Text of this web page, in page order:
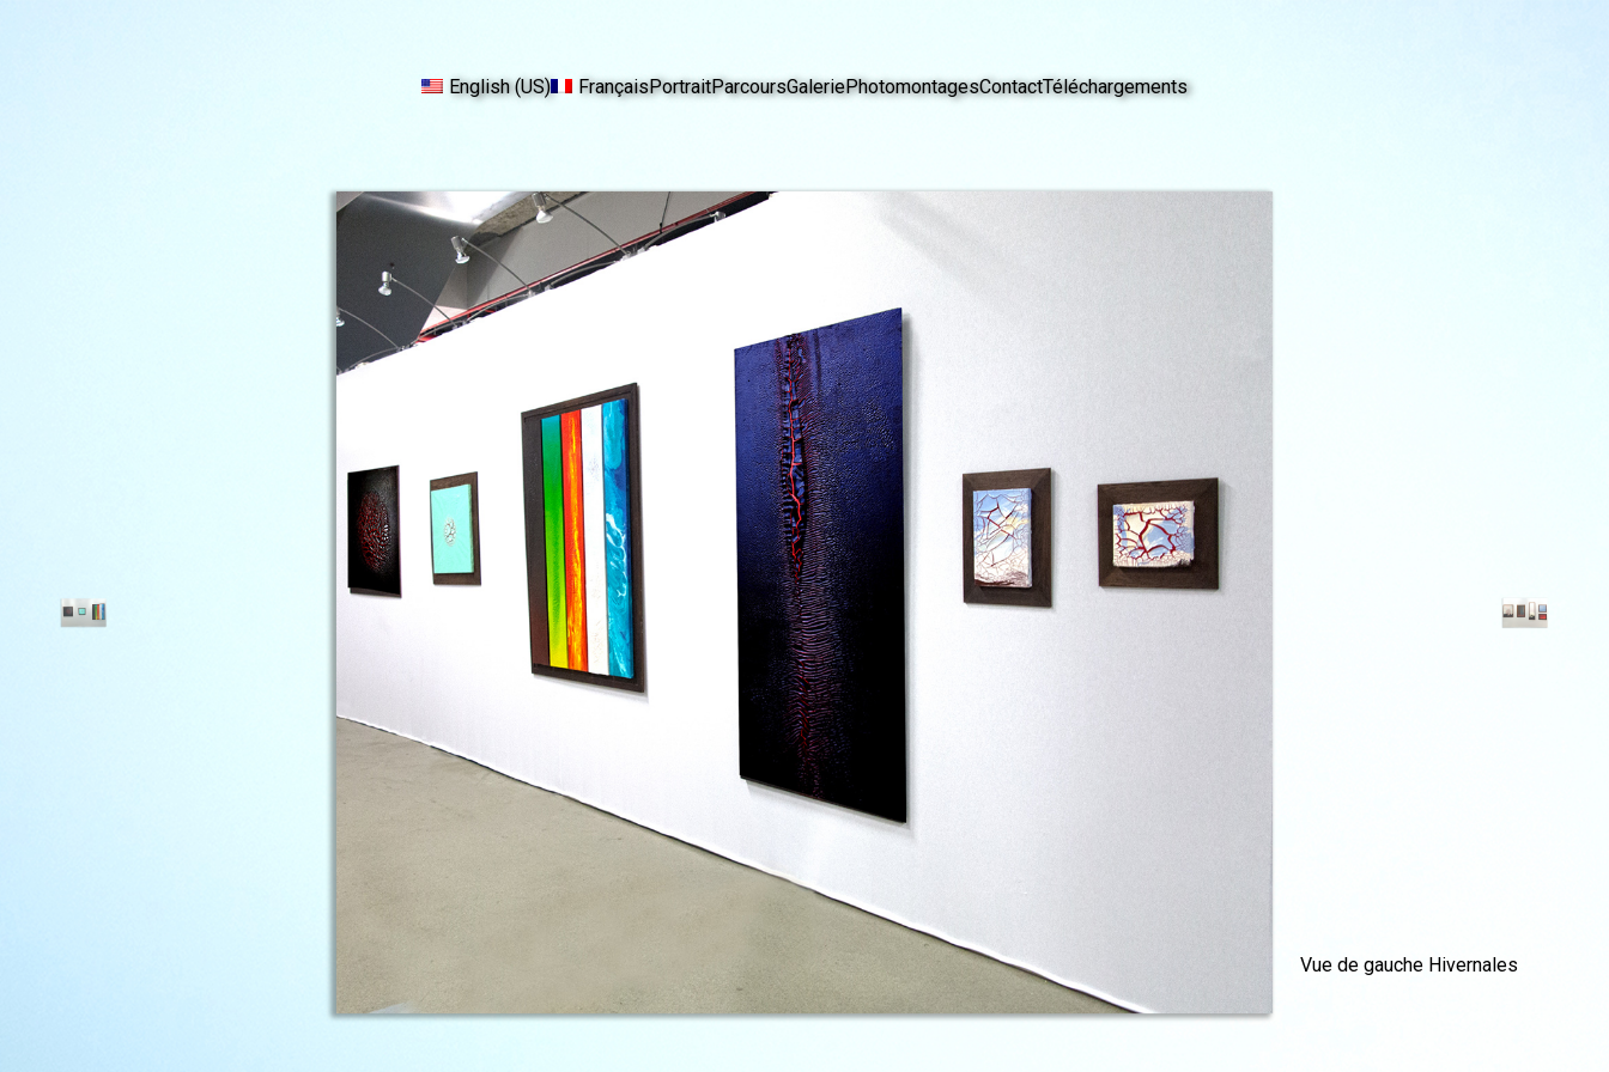
English (US) FrançaisPortraitParcoursGaleriePhotomontagesContactTéléchargements
Vue de gauche Hivernales